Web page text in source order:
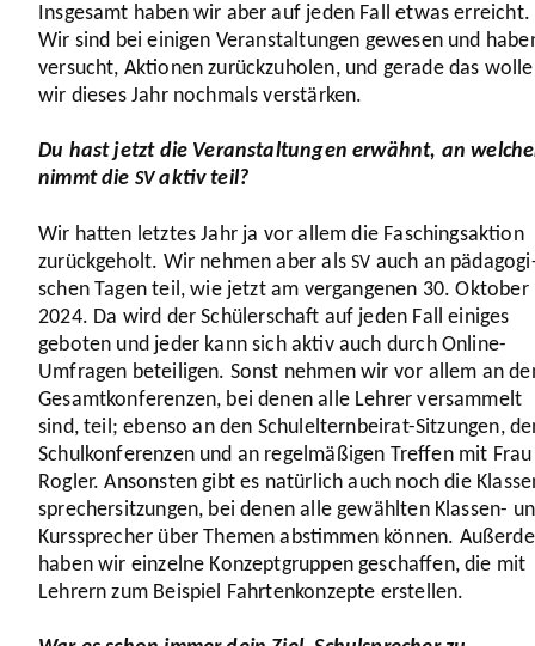
Insgesamt haben wir aber auf jeden Fall etwas erreicht.
Wir sind bei einigen Veran­stal­tungen gewesen und
versucht, Aktionen zurück­zu­holen, und gerade das
wir dieses Jahr nochmals verstärken.
Du hast jetzt die Veran­stal­tungen erwähnt, an
nimmt die SVaktiv teil?
Wir hatten letztes Jahr ja vor allem die Faschings­ak­tion
zurück­ge­holt. Wir nehmen aber alsSV auch an
schen Tagen teil, wie jetzt am vergan­genen 30. Oktober
2024. Da wird der Schü­ler­schaft auf jeden Fall einiges
geboten und jeder kann sich aktiv auch durch Online-
Umfragen betei­ligen. Sonst nehmen wir vor allem an
Gesamt­kon­fe­renzen, bei denen alle Lehrer versam­melt
sind, teil; ebenso an den Schul­el­tern­beirat-Sitzungen,
Schul­kon­fe­renzen und an regel­mä­ßigen Treffen mit Frau
Rogler. Ansonsten gibt es natürlich auch noch die
spre­cher­sit­zungen, bei denen alle gewählten Klassen-
Kurs­spre­cher über Themen abstimmen können.
haben wir einzelne Konzept­gruppen geschaffen, die mit
Lehrern zum Beispiel Fahr­ten­kon­zepte erstellen.